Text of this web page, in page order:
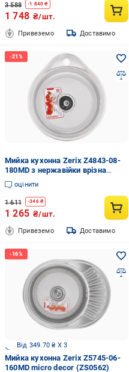
3 588 -1 840 ₴
1 748 ₴/шт.
Привеземо Доставимо
Мийка кухонна Zerix Z4843-08-
180MD з нержавійки врізна
кругла (ZS0568)
оцінити
1 611 -346₴
1 265 ₴/шт.
Привеземо Доставимо
Від 349.70 ₴ X 3
Мийка кухонна Zerix Z5745-06-
160MD micro decor (ZS0562)